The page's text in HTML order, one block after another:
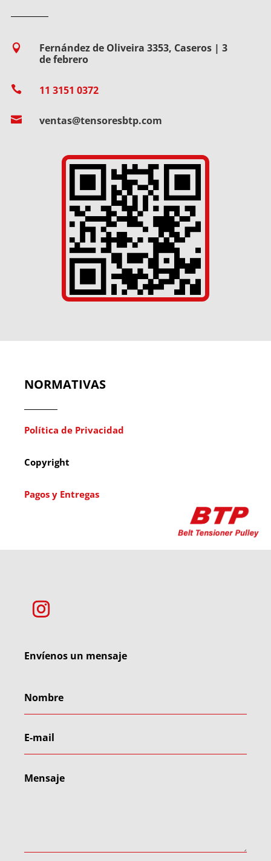

Fernández de Oliveira 3353, Caseros | 3
de febrero
 11 3151 0372
 ventas@tensoresbtp.com
NORMATIVAS
Política de Privacidad
Copyright
Pagos y Entregas
Envíenos un mensaje